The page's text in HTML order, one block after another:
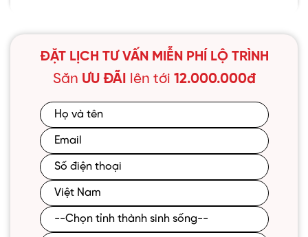
ĐẶT LỊCH TƯ VẤN MIỄN PHÍ LỘ TRÌNH
Săn ƯU ĐÃI lên tới 12.000.000đ